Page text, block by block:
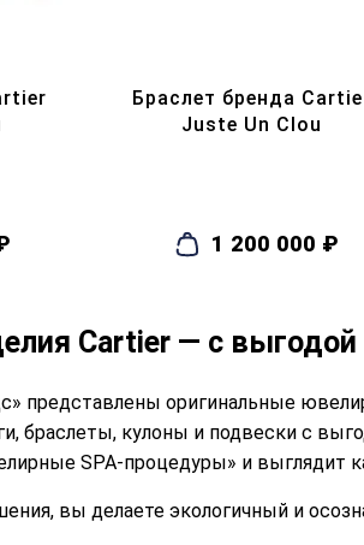
Браслет бренда
Juste Un Clou
1 200 000 ₽
Cartier — с выгодой
представлены оригинальные
браслеты, кулоны и подвески с
SPA-процедуры» и выглядит
вы делаете экологичный и